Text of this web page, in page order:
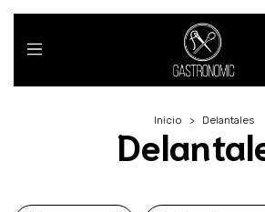
Inicio > Delantales